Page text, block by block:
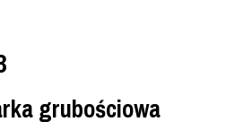
grubościowa